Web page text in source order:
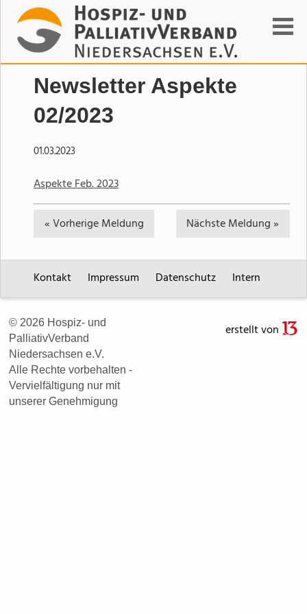
Suchen
Newsletter Aspekte
02/2023
01.03.2023
Aspekte Feb. 2023
« Vorherige Meldung NächsteMeldung »
Kontakt Impressum Datenschutz Intern
© 2026 Hospiz- und
PalliativVerband
Niedersachsen e.V.
Alle Rechte vorbehalten -
Vervielfältigung nur mit
unserer Genehmigung
erstellt von